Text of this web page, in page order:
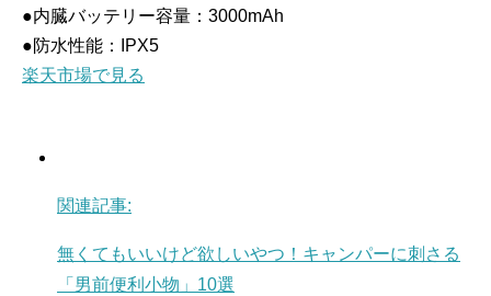
●内臓バッテリー容量：3000mAh
●防水性能：IPX5
楽天市場で見る
関連記事:
無くてもいいけど欲しいやつ！キャンパーに刺さる
「男前便利小物」10選